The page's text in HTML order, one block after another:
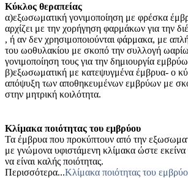
Κύκλος θεραπείας
α)εξωσωματική γονιμοποίηση με φρέσκα
αρχίζει με την χορήγηση φαρμάκων για την
, ή αν δεν χρησιμοποιούνται φάρμακα, με
του ωοθυλακίου με σκοπό την συλλογή
γονιμοποίηση τους για την δημιουργία
β)εξωσωματική με κατεψυγμένα έμβρυα- ο
απόψυξη των αποθηκευμένων εμβρύων με
στην μητρική κοιλότητα.
Κλίμακα ποιότητας του εμβρύου
Τα έμβρυα που προκύπτουν από την
με γνώμονα υφιστάμενη κλίμακα ώστε
να είναι καλής ποιότητας.
Περισσότερα...Κλίμακα ποιότητας του